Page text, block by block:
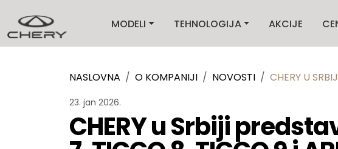
MODELI TEHNOLOGIJA AKCIJE
NASLOVNA O KOMPANIJI NOVOSTI CHERY U
23. jan 2026.
CHERY u Srbiji